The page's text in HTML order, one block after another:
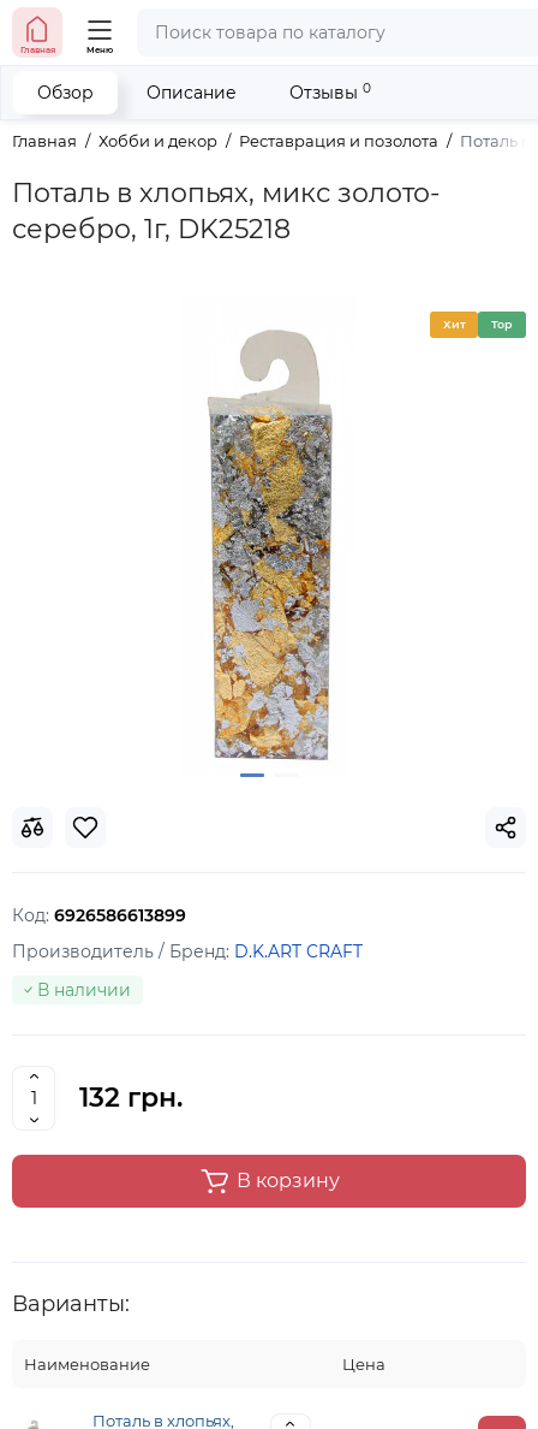
тел. (098) 673-42-06
наши контакты
Главная Меню
Главная Хобби и декор Реставрация и позолота Поталь в
Поталь в хлопьях, микс золото-
серебро, 1г, DK25218
Обзор Описание Отзывы 0
Хит Top
Код: 6926586613899
Производитель / Бренд: D.K.ART CRAFT
В наличии
132 грн.
В корзину
Варианты:
Наименование Цена
Поталь в хлопьях,